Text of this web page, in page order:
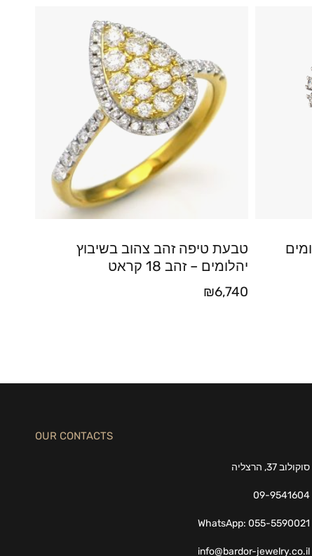
טבעת טיפה זהב צהוב בשיבוץ
יהלומים – זהב 18 קראט
₪6,740
OUR CONTACTS
סוקולוב 37, הרצליה
09-9541604
WhatsApp: 055-5590021
info@bardor-jewelry.co.il